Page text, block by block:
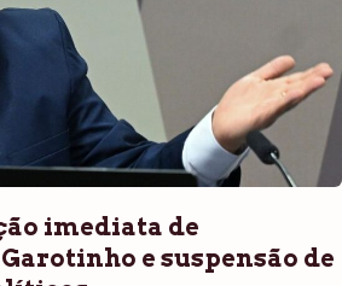
imediata de
e suspensão de